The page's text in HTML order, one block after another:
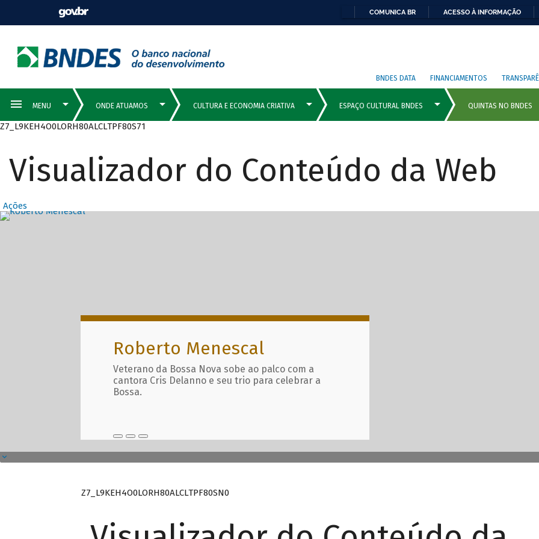
COMUNICA BR ACESSO À INFORMAÇÃO
BNDES DATA FINANCIAMENTOS
Z7_L9KEH4O0LORH80ALCLTPF80S71
Visualizador do Conteúdo da Web
Ações
Destaques Principais com
Roberto Menescal
Veterano da Bossa Nova sobe ao palco com a
cantora Cris Delanno e seu trio para celebrar a
Bossa.
Z7_L9KEH4O0LORH80ALCLTPF80SN0